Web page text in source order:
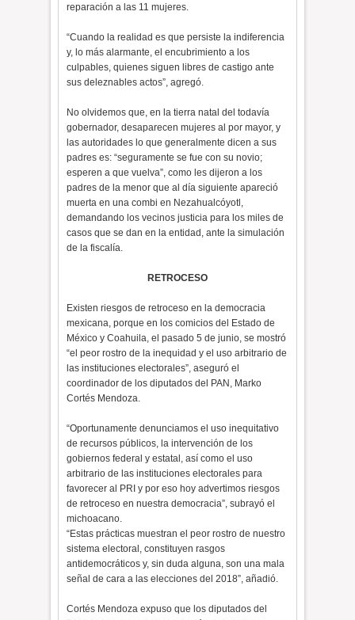
reparación a las 11 mujeres.
“Cuando la realidad es que persiste la indiferencia
y, lo más alarmante, el encubrimiento a los
culpables, quienes siguen libres de castigo ante
sus deleznables actos”, agregó.
No olvidemos que, en la tierra natal del todavía
gobernador, desaparecen mujeres al por mayor, y
las autoridades lo que generalmente dicen a sus
padres es: “seguramente se fue con su novio;
esperen a que vuelva”, como les dijeron a los
padres de la menor que al día siguiente apareció
muerta en una combi en Nezahualcóyotl,
demandando los vecinos justicia para los miles de
casos que se dan en la entidad, ante la simulación
de la fiscalía.
RETROCESO
Existen riesgos de retroceso en la democracia
mexicana, porque en los comicios del Estado de
México y Coahuila, el pasado 5 de junio, se mostró
“el peor rostro de la inequidad y el uso arbitrario de
las instituciones electorales”, aseguró el
coordinador de los diputados del PAN, Marko
Cortés Mendoza.
“Oportunamente denunciamos el uso inequitativo
de recursos públicos, la intervención de los
gobiernos federal y estatal, así como el uso
arbitrario de las instituciones electorales para
favorecer al PRI y por eso hoy advertimos riesgos
de retroceso en nuestra democracia”, subrayó el
michoacano.
“Estas prácticas muestran el peor rostro de nuestro
sistema electoral, constituyen rasgos
antidemocráticos y, sin duda alguna, son una mala
señal de cara a las elecciones del 2018”, añadió.
Cortés Mendoza expuso que los diputados del